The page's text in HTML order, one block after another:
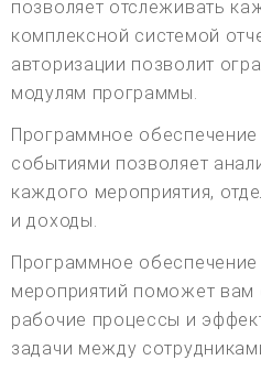
позволяет отслеживать
комплексной системой
авторизации позволит
модулям программы.
Программное обеспечение
событиями позволяет
каждого мероприятия,
и доходы.
Программное обеспечение
мероприятий поможет вам
рабочие процессы и
задачи между